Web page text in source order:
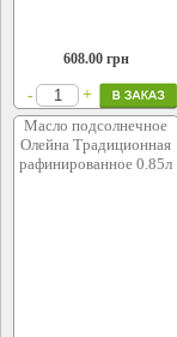
608.00грн
- +
Масло подсолнечное
Олейна Традиционная
рафинированное 0.85л